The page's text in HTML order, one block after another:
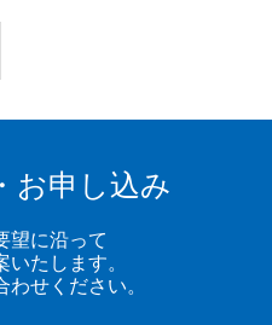
お申し込み
望に沿って
いたします。
せください。